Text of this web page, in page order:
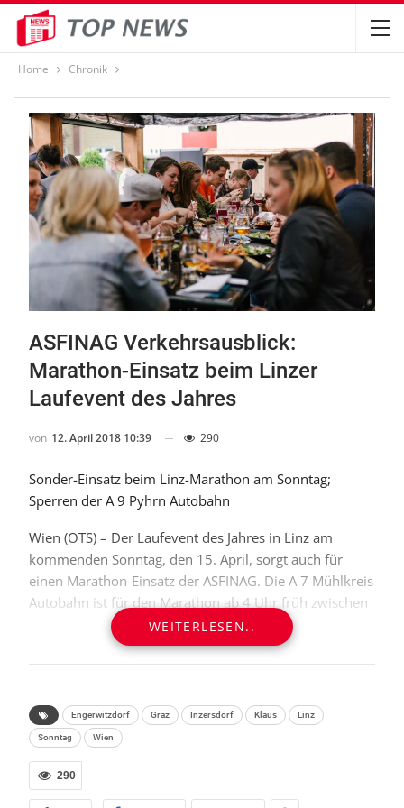
Home Chronik
ASFINAG Verkehrsausblick:
Marathon-Einsatz beim Linzer
Laufevent des Jahres
von 12. April 2018 10:39 290
Sonder-Einsatz beim Linz-Marathon am Sonntag;
Sperren der A 9 Pyhrn Autobahn
Wien (OTS) – Der Laufevent des Jahres in Linz am
kommenden Sonntag, den 15. April, sorgt auch für
einen Marathon-Einsatz der ASFINAG. Die A 7 Mühlkreis
Autobahn ist für den Marathon ab 4 Uhr früh zwischen
Prinz-Eigenstraße und Dornach gesperrt, ebenso die
Auf- und Abfahrten Wiener Straße, Salzburger Straße
und die Anschlussstelle Engerwitzdorf. Von der
der A 7 zwölf Mitarbeiter ab 3 Uhr früh abgestellt. „Wir
sorgen dabei für die entsprechende Beschilderung der
Absicherung, damit niemand irrtümlich durchfährt“,
bestätigt Autobahnmeister Thomas Mitterndorfer. Der
WEITERLESEN..
Engerwitzdorf Graz Inzersdorf Klaus Linz
Sonntag Wien
290